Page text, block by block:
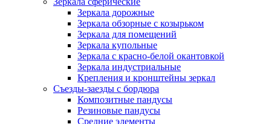
Зеркала дорожные
Зеркала обзорные с козырьком
Зеркала для помещений
Зеркала купольные
Зеркала с красно-белой окантовкой
Зеркала индустриальные
Крепления и кронштейны зеркал
Съезды-заезды с бордюра
Композитные пандусы
Резиновые пандусы
Средние элементы